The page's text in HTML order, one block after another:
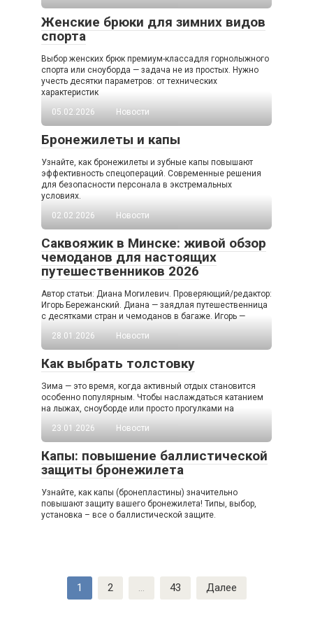
Женские брюки для зимних видов
спорта
Выбор женских брюк премиум-классадля горнолыжного
спорта или сноуборда — задача не из простых. Нужно
учесть десятки параметров: от технических
характеристик
05.02.2026
Новости
Бронежилеты и капы
Узнайте, как бронежилеты и зубные капы повышают
эффективность спецопераций. Современные решения
для безопасности персонала в экстремальных
условиях.
02.02.2026
Новости
Саквояжик в Минске: живой обзор
чемоданов для настоящих
путешественников 2026
Автор статьи: Диана Могилевич. Проверяющий/редактор:
Игорь Бережанский. Диана — заядлая путешественница
с десятками стран и чемоданов в багаже. Игорь —
28.01.2026
Новости
Как выбрать толстовку
Зима — это время, когда активный отдых становится
особенно популярным. Чтобы наслаждаться катанием
на лыжах, сноуборде или просто прогулками на
23.01.2026
Новости
Капы: повышение баллистической
защиты бронежилета
Узнайте, как капы (бронепластины) значительно
повышают защиту вашего бронежилета! Типы, выбор,
установка – все о баллистической защите.
1 2 … 43 Далее